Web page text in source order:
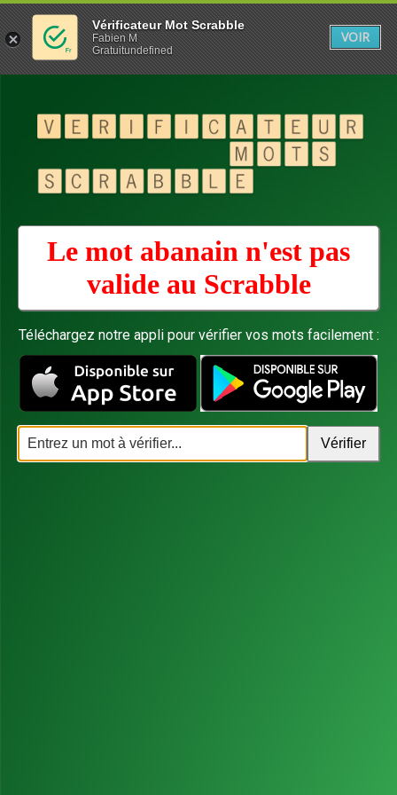
Le mot abanain n'est pas
valide au Scrabble
Téléchargez notre appli pour vérifier vos mots facilement :
Vérificateur Mot Scrabble
Fabien M
Gratuitundefined
VOIR